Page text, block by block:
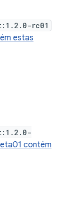
rc01
estas
contém